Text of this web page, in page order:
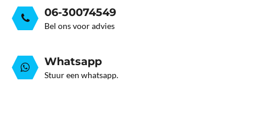
06-30074549
Bel ons voor advies
Whatsapp
Stuur een whatsapp.